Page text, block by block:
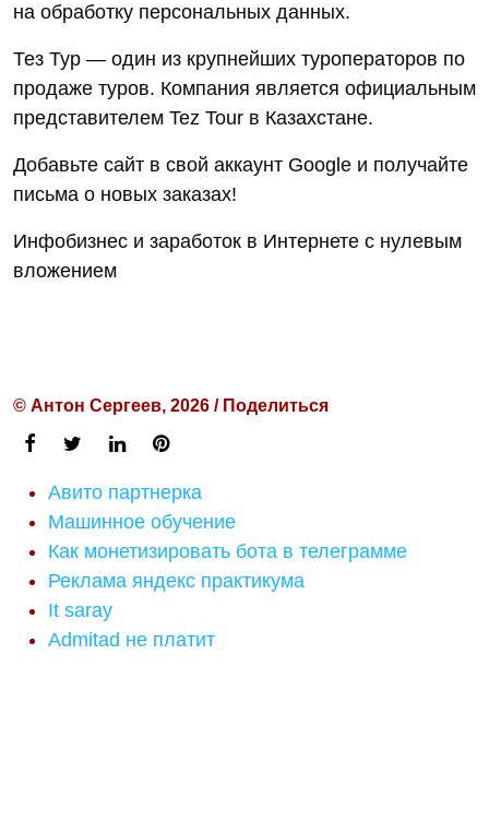
на обработку персональных данных.
Тез Тур — один из крупнейших туроператоров по
продаже туров. Компания является официальным
представителем Tez Tour в Казахстане.
Добавьте сайт в свой аккаунт Google и получайте
письма о новых заказах!
Инфобизнес и заработок в Интернете с нулевым
вложением
© Антон Сергеев, 2026 / Поделиться
Авито партнерка
Машинное обучение
Как монетизировать бота в телеграмме
Реклама яндекс практикума
It saray
Admitad не платит